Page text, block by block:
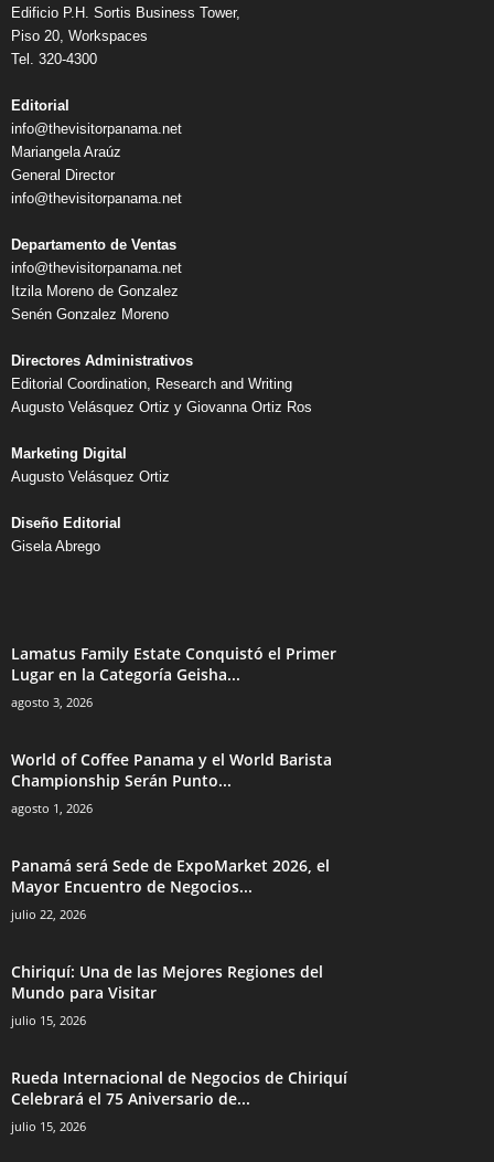
Edificio P.H. Sortis Business Tower,
Piso 20, Workspaces
Tel. 320-4300
Editorial
info@thevisitorpanama.net
Mariangela Araúz
General Director
info@thevisitorpanama.net
Departamento de Ventas
info@thevisitorpanama.net
Itzila Moreno de Gonzalez
Senén Gonzalez Moreno
Directores Administrativos
Editorial Coordination, Research and Writing
Augusto Velásquez Ortiz y Giovanna Ortiz Ros
Marketing Digital
Augusto Velásquez Ortiz
Diseño Editorial
Gisela Abrego
Lamatus Family Estate Conquistó el Primer
Lugar en la Categoría Geisha...
agosto 3, 2026
World of Coffee Panama y el World Barista
Championship Serán Punto...
agosto 1, 2026
Panamá será Sede de ExpoMarket 2026, el
Mayor Encuentro de Negocios...
julio 22, 2026
Chiriquí: Una de las Mejores Regiones del
Mundo para Visitar
julio 15, 2026
Rueda Internacional de Negocios de Chiriquí
Celebrará el 75 Aniversario de...
julio 15, 2026